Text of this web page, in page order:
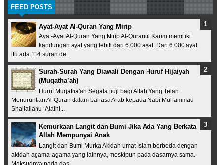
FEED POSTS
Ayat-Ayat Al-Quran Yang Mirip
Ayat-Ayat Al-Quran Yang Mirip Al-Quranul Karim memiliki
kandungan ayat yang lebih dari 6.000 ayat. Dari 6.000 ayat
itu ada 114 surah de...
Surah-Surah Yang Diawali Dengan Huruf Hijaiyah
(Muqatha’ah)
Huruf Muqatha'ah Segala puji bagi Allah Yang Telah
Menurunkan Al-Quran dalam bahasa Arab kepada Nabi Muhammad
Shallallahu ‘Alaihi...
Kemurkaan Langit dan Bumi Jika Ada Yang Berkata
Allah Mempunyai Anak
Langit dan Bumi Murka Akidah umat Islam berbeda dengan
akidah agama-agama yang lainnya, meskipun pada dasarnya sama.
Maksudnya pada das...